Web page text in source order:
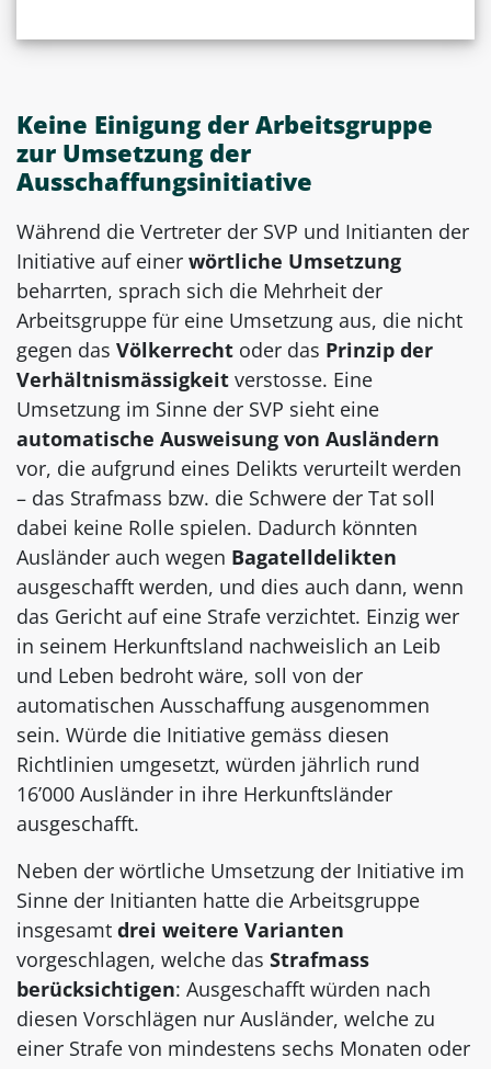
Keine Einigung der Arbeitsgruppe
zur Umsetzung der
Ausschaffungsinitiative
Während die Vertreter der SVP und Initianten der
Initiative auf einer wörtliche Umsetzung
beharrten, sprach sich die Mehrheit der
Arbeitsgruppe für eine Umsetzung aus, die nicht
gegen das Völkerrecht oder das Prinzip der
Verhältnismässigkeit verstosse. Eine
Umsetzung im Sinne der SVP sieht eine
automatische Ausweisung von Ausländern
vor, die aufgrund eines Delikts verurteilt werden
– das Strafmass bzw. die Schwere der Tat soll
dabei keine Rolle spielen. Dadurch könnten
Ausländer auch wegen Bagatelldelikten
ausgeschafft werden, und dies auch dann, wenn
das Gericht auf eine Strafe verzichtet. Einzig wer
in seinem Herkunftsland nachweislich an Leib
und Leben bedroht wäre, soll von der
automatischen Ausschaffung ausgenommen
sein. Würde die Initiative gemäss diesen
Richtlinien umgesetzt, würden jährlich rund
16’000 Ausländer in ihre Herkunftsländer
ausgeschafft.
Neben der wörtliche Umsetzung der Initiative im
Sinne der Initianten hatte die Arbeitsgruppe
insgesamt drei weitere Varianten
vorgeschlagen, welche das Strafmass
berücksichtigen: Ausgeschafft würden nach
diesen Vorschlägen nur Ausländer, welche zu
einer Strafe von mindestens sechs Monaten oder